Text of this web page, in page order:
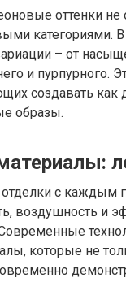
оттенки не
категориями.
– от
и пурпурного.
создавать
образы.
с каждым
воздушность и
которые не